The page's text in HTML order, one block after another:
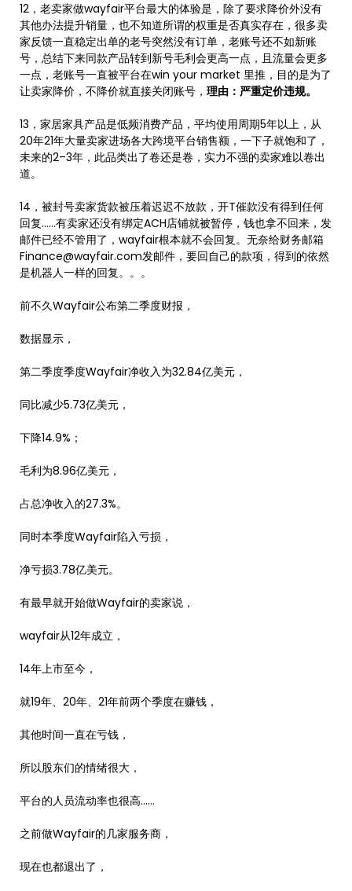
12，老卖家做wayfair平台最大的体验是，除了要求降价外没有
其他办法提升销量，也不知道所谓的权重是否真实存在，很多卖
家反馈一直稳定出单的老号突然没有订单，老账号还不如新账
号，总结下来同款产品转到新号毛利会更高一点，且流量会更多
一点，老账号一直被平台在win your market 里推，目的是为了
让卖家降价，不降价就直接关闭账号， 理由：严重定价违规。
13，家居家具产品是低频消费产品，平均使用周期5年以上，从
20年21年大量卖家进场各大跨境平台销售额，一下子就饱和了，
未来的2–3年，此品类出了卷还是卷，实力不强的卖家难以卷出
道。
14，被封号卖家货款被压着迟迟不放款，开T催款没有得到任何
回复……有卖家还没有绑定ACH店铺就被暂停，钱也拿不回来，发
邮件已经不管用了，wayfair根本就不会回复。无奈给财务邮箱
Finance@wayfair.com发邮件，要回自己的款项，得到的依然
是机器人一样的回复。。。
前不久Wayfair公布第二季度财报，
数据显示，
第二季度季度Wayfair净收入为32.84亿美元，
同比减少5.73亿美元，
下降14.9%；
毛利为8.96亿美元，
占总净收入的27.3%。
同时本季度Wayfair陷入亏损，
净亏损3.78亿美元。
有最早就开始做Wayfair的卖家说，
wayfair从12年成立，
14年上市至今，
就19年、20年、21年前两个季度在赚钱，
其他时间一直在亏钱，
所以股东们的情绪很大，
平台的人员流动率也很高……
之前做Wayfair的几家服务商，
现在也都退出了，